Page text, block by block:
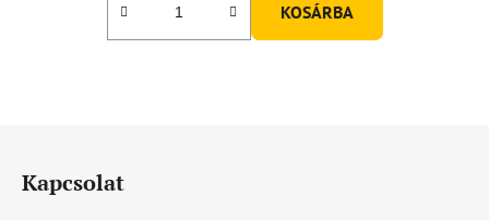
KOSÁRBA
Kapcsolat